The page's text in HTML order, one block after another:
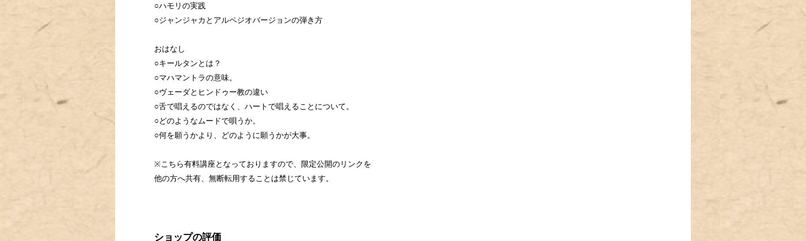
○ハモリの実践
○ジャンジャカとアルペジオバージョンの弾き方
おはなし
○キールタンとは？
○マハマントラの意味。
○ヴェーダとヒンドゥー教の違い
○舌で唱えるのではなく、ハートで唱えることについて。
○どのようなムードで唄うか。
○何を願うかより、どのように願うかが大事。
※こちら有料講座となっておりますので、限定公開のリンクを
他の方へ共有、無断転用することは禁じています。
ショップの評価